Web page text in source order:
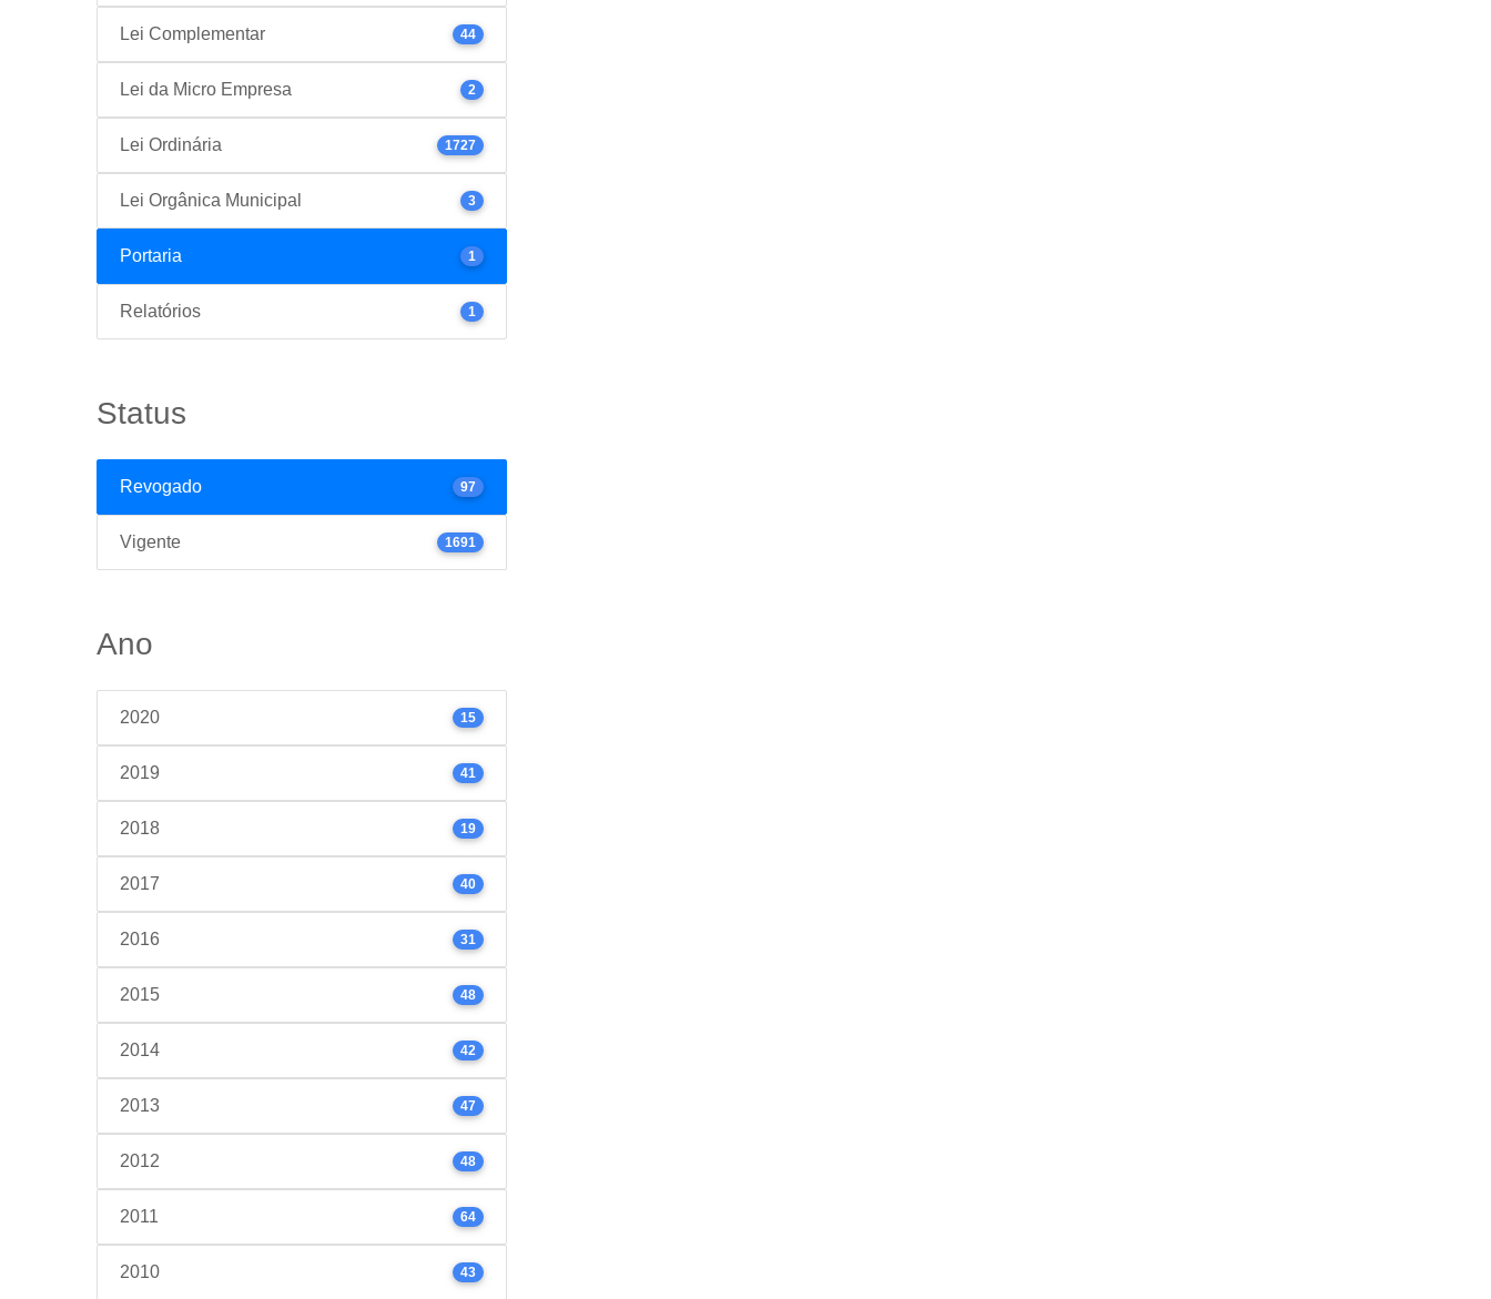
Lei Complementar 44
Lei da Micro Empresa 2
Lei Ordinária 1727
Lei Orgânica Municipal 3
Portaria 1
Relatórios 1
Status
Revogado 97
Vigente 1691
Ano
2020 15
2019 41
2018 19
2017 40
2016 31
2015 48
2014 42
2013 47
2012 48
2011 64
2010 43